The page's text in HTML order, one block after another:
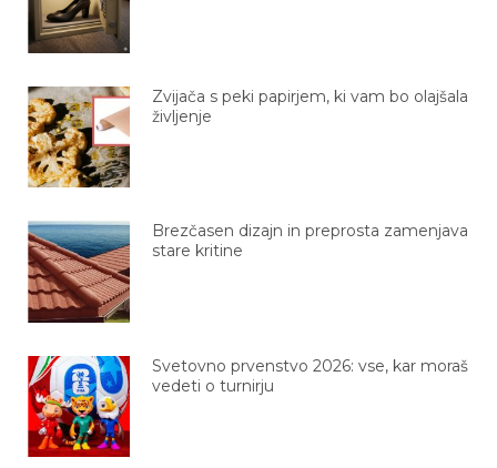
Zvijača s peki papirjem, ki vam bo olajšala
življenje
Brezčasen dizajn in preprosta zamenjava
stare kritine
Svetovno prvenstvo 2026: vse, kar moraš
vedeti o turnirju